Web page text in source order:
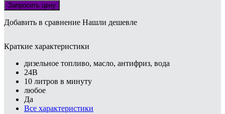
Запросить цену
Добавить в сравнение Нашли дешевле
Краткие характеристики
дизельное топливо, масло, антифриз, вода
24В
10 литров в минуту
любое
Да
Все характеристики